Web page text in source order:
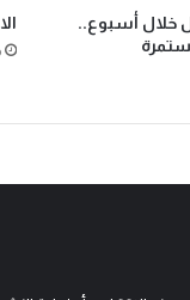
خلال أسبوع..